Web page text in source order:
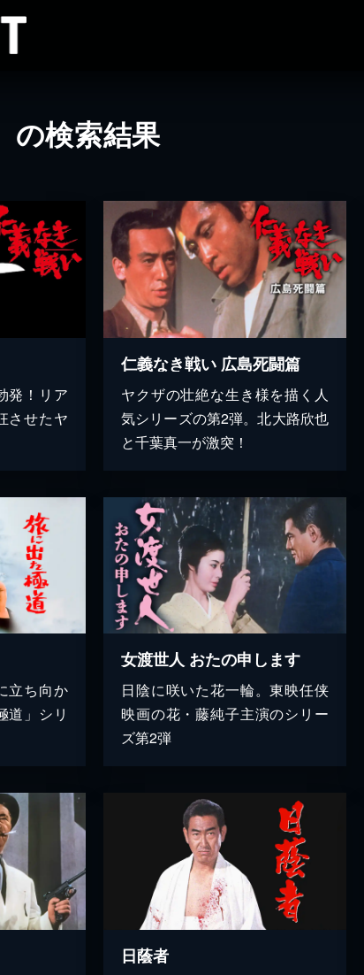
の検索結果
発！リア
させたヤ
仁義なき戦い 広島死闘篇
ヤクザの壮絶な生き様を描く人
気シリーズの第2弾。北大路欣也
と千葉真一が激突！
立ち向か
道」シリ
女渡世人 おたの申します
日陰に咲いた花一輪。東映任侠
映画の花・藤純子主演のシリー
ズ第2弾
日蔭者